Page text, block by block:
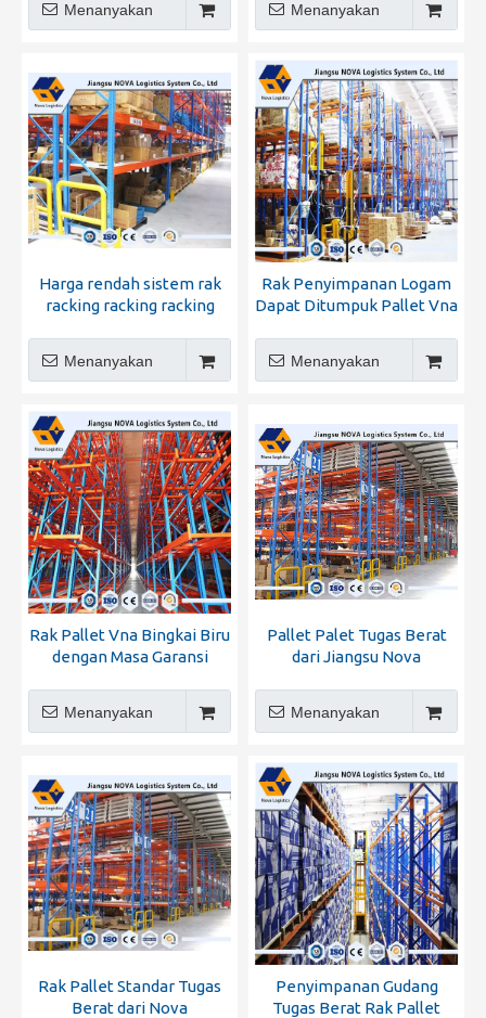
Menanyakan Menanyakan
Harga rendah sistem rak
racking racking racking
Menanyakan
Rak Penyimpanan Logam
Dapat Ditumpuk Pallet Vna
Menanyakan
Rak Pallet Vna Bingkai Biru
dengan Masa Garansi
Menanyakan
Pallet Palet Tugas Berat
dari Jiangsu Nova
Menanyakan
Rak Pallet Standar Tugas
Berat dari Nova
Penyimpanan Gudang
Tugas Berat Rak Pallet